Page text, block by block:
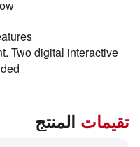
Two digital interactive
تقيمات المنتج